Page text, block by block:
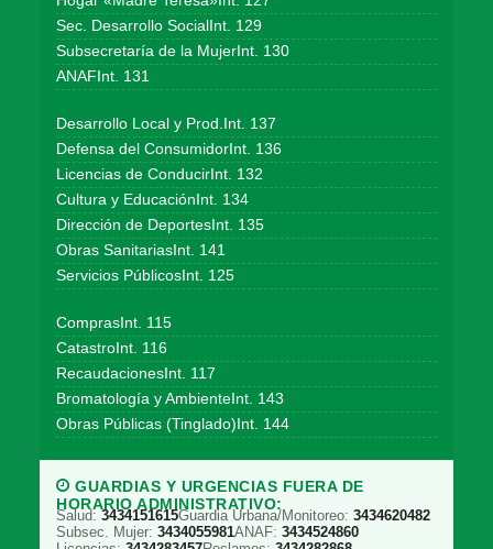
Sec. Desarrollo SocialInt. 129
Subsecretaría de la MujerInt. 130
ANAFInt. 131
Desarrollo Local y Prod.Int. 137
Defensa del ConsumidorInt. 136
Licencias de ConducirInt. 132
Cultura y EducaciónInt. 134
Dirección de DeportesInt. 135
Obras SanitariasInt. 141
Servicios PúblicosInt. 125
ComprasInt. 115
CatastroInt. 116
RecaudacionesInt. 117
Bromatología y AmbienteInt. 143
Obras Públicas (Tinglado)Int. 144
GUARDIAS Y URGENCIAS FUERA DE
HORARIO ADMINISTRATIVO:
Salud: 3434151615Guardia Urbana/Monitoreo: 3434620482
Subsec. Mujer: 3434055981ANAF: 3434524860